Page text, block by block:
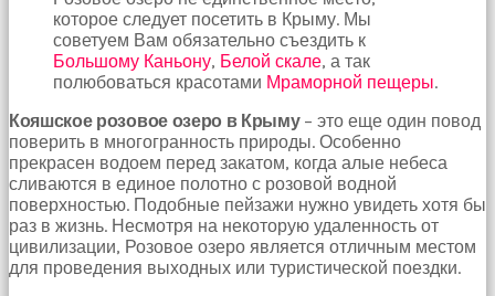
которое следует посетить в Крыму. Мы
советуем Вам обязательно съездить к
Большому Каньону, Белой скале, а так
полюбоваться красотами Мраморной пещеры.
Кояшское розовое озеро в Крыму– это еще один повод
поверить в многогранность природы. Особенно
прекрасен водоем перед закатом, когда алые небеса
сливаются в единое полотно с розовой водной
поверхностью. Подобные пейзажи нужно увидеть хотя бы
раз в жизнь. Несмотря на некоторую удаленность от
цивилизации, Розовое озеро является отличным местом
для проведения выходных или туристической поездки.